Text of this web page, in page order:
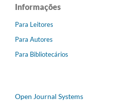
Informações
Para Leitores
Para Autores
Para Bibliotecários
Open Journal Systems